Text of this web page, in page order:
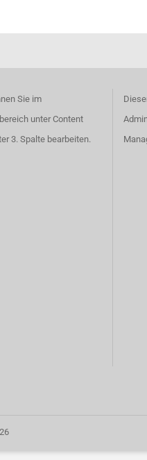
Sie im
unter Content
3. Spalte bearbeiten.